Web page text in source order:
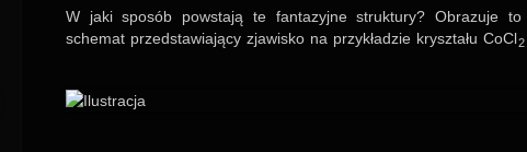
W jaki spo­sób pow­stają te fan­ta­zyjne struk­tury? Obra­zuje to
sche­mat przed­sta­wia­jący zja­wi­sko na przy­kła­dzie krysz­tału CoCl2